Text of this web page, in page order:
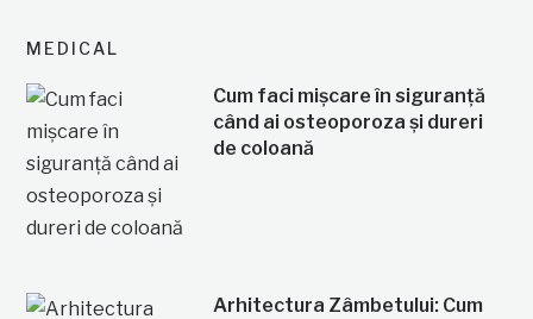
MEDICAL
Cum faci mișcare în siguranță
când ai osteoporoza și dureri
de coloană
Arhitectura Zâmbetului: Cum